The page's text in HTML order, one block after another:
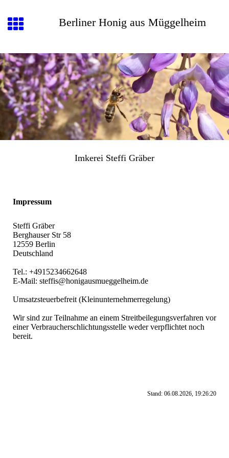
Berliner Honig aus Müggelheim
Imkerei Steffi Gräber
Impressum
Steffi Gräber
Berghauser Str 58
12559 Berlin
Deutschland
Tel.: +4915234662648
E-Mail: steffis@honigausmueggelheim.de
Umsatzsteuerbefreit (Kleinunternehmerregelung)
Wir sind zur Teilnahme an einem Streitbeilegungsverfahren vor
einer Verbraucherschlichtungsstelle weder verpflichtet noch
bereit.
Stand: 06.08.2026, 19:26:20